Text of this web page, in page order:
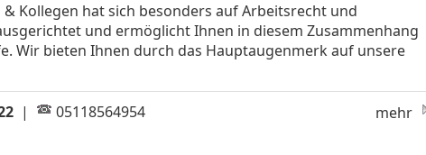
& Kollegen hat sich besonders auf Arbeitsrecht und
und ermöglicht Ihnen in diesem Zusammenhang
Wir bieten Ihnen durch das Hauptaugenmerk auf unsere
| 05118564954 mehr